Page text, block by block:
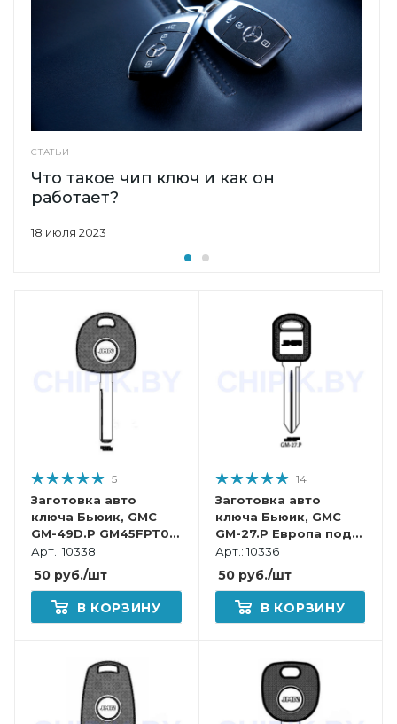
СТАТЬИ
18 июля 2023
Что такое чип ключ и как он
работает?
5
Заготовка авто
ключа Бьюик, GMC
GM-49D.P GM45FPT0
Европа под чип
Арт.: 10338
50 руб./шт
В КОРЗИНУ
14
Заготовка авто
ключа Бьюик, GMC
GM-27.P Европа под
чип
Арт.: 10336
50руб./шт
В КОРЗИНУ